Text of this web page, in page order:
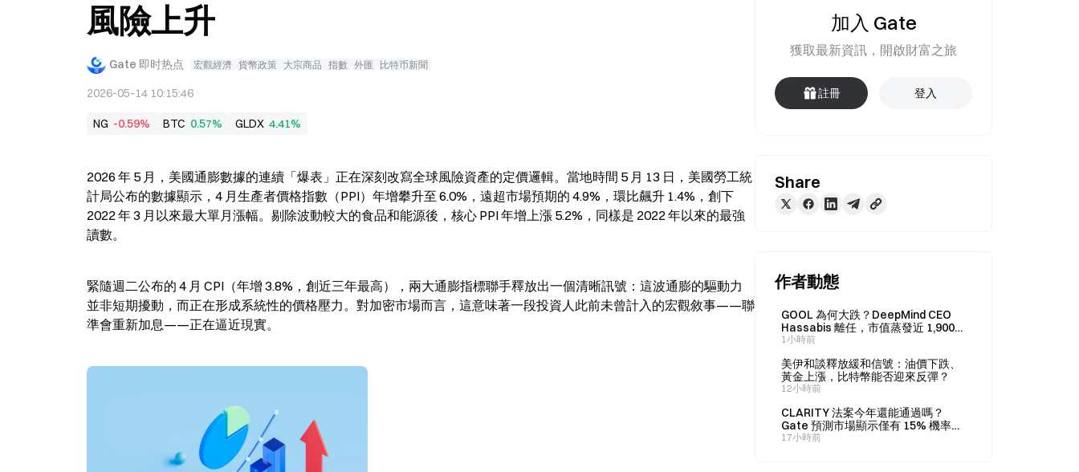
風險上升
Gate 即时热点 宏觀經濟 貨幣政策 大宗商品 指數 外匯 比特币新聞
2026-05-14 10:15:46
NG -0.59% BTC 0.57% GLDX 4.41%
2026 年 5 月，美國通膨數據的連續「爆表」正在深刻改寫全球風險資產的定價邏輯。當地時間 5 月 13 日，美國勞工統
計局公布的數據顯示，4 月生產者價格指數（PPI）年增攀升至 6.0%，遠超市場預期的 4.9%，環比飆升 1.4%，創下
2022 年 3 月以來最大單月漲幅。剔除波動較大的食品和能源後，核心 PPI 年增上漲 5.2%，同樣是 2022 年以來的最強
讀數。
緊隨週二公布的 4 月 CPI（年增 3.8%，創近三年最高），兩大通膨指標聯手釋放出一個清晰訊號：這波通膨的驅動力
並非短期擾動，而正在形成系統性的價格壓力。對加密市場而言，這意味著一段投資人此前未曾計入的宏觀敘事——聯
準會重新加息——正在逼近現實。
加入 Gate
獲取最新資訊，開啟財富之旅
註冊 登入
Share
作者動態
GOOL 為何大跌？DeepMind CEO
Hassabis 離任，市值蒸發近 1,900
億美元
1小時前
美伊和談釋放緩和信號：油價下跌、
黃金上漲，比特幣能否迎來反彈？
12小時前
CLARITY 法案今年還能通過嗎？
Gate 預測市場顯示僅有 15% 機率，
背後的市場訊號值得關注
17小時前